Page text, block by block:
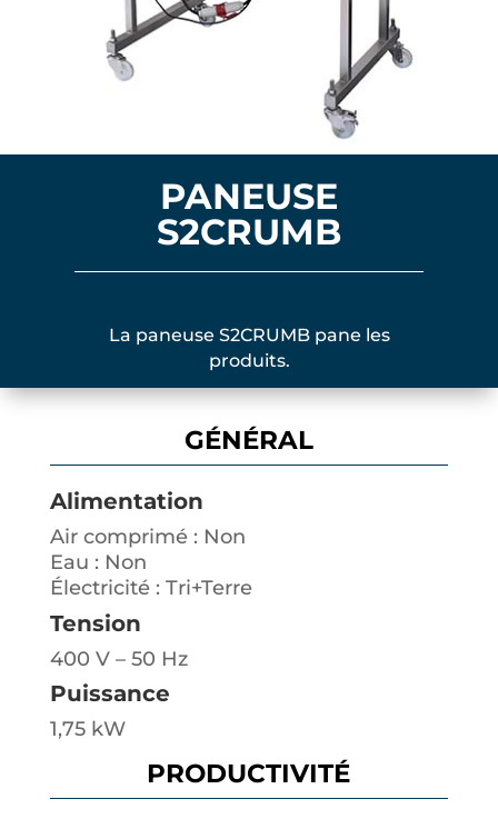
PANEUSE
S2CRUMB
La paneuse S2CRUMB pane les
produits.
GÉNÉRAL
Alimentation
Air comprimé : Non
Eau : Non
Électricité : Tri+Terre
Tension
400 V – 50 Hz
Puissance
1,75 kW
PRODUCTIVITÉ